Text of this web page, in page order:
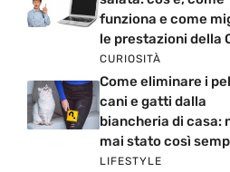
funziona e come
le prestazioni della
CURIOSITÀ
Come eliminare i
cani e gatti dalla
biancheria di casa:
mai stato così
LIFESTYLE